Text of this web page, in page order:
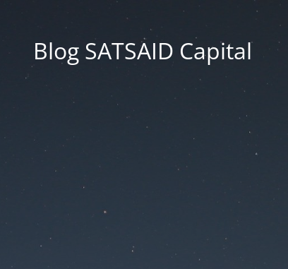
Blog SATSAID Capital